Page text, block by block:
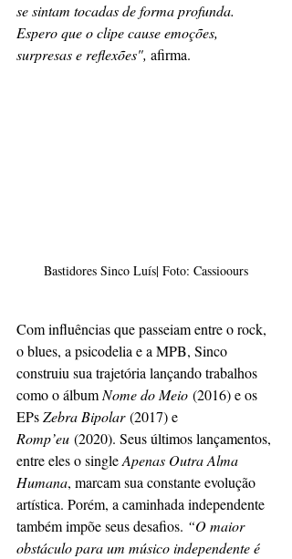
se sintam tocadas de forma profunda.
Espero que o clipe cause emoções,
surpresas e reflexões", afirma.
Bastidores Sinco Luís| Foto: Cassioours
Com influências que passeiam entre o rock,
o blues, a psicodelia e a MPB, Sinco
construiu sua trajetória lançando trabalhos
como o álbum Nome do Meio (2016) e os
EPs Zebra Bipolar (2017) e
Romp’eu (2020). Seus últimos lançamentos,
entre eles o single Apenas Outra Alma
Humana, marcam sua constante evolução
artística. Porém, a caminhada independente
também impõe seus desafios. “O maior
obstáculo para um músico independente é